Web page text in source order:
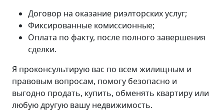
Договор на оказание риэлторских услуг;
Фиксированные комиссионные;
Оплата по факту, после полного завершения
сделки.
Я проконсультирую вас по всем жилищным и
правовым вопросам, помогу безопасно и
выгодно продать, купить, обменять квартиру или
любую другую вашу недвижимость.